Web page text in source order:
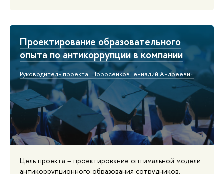
Проектирование образовательного
опыта по антикоррупции в компании
Руководитель проекта: Поросенков Геннадий Андреевич
Цель проекта – проектирование оптимальной модели
антикоррупционного образования сотрудников.